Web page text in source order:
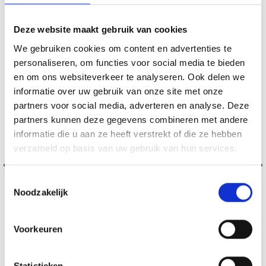
Deze website maakt gebruik van cookies
We gebruiken cookies om content en advertenties te
personaliseren, om functies voor social media te bieden
en om ons websiteverkeer te analyseren. Ook delen we
informatie over uw gebruik van onze site met onze
partners voor social media, adverteren en analyse. Deze
partners kunnen deze gegevens combineren met andere
informatie die u aan ze heeft verstrekt of die ze hebben
verzameld op basis van uw gebruik van hun services.
Noodzakelijk
Voorkeuren